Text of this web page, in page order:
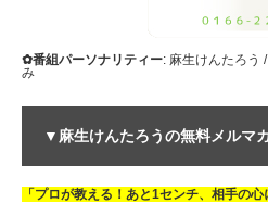
✿番組パーソナリティー: 麻生けんたろう
み
▼麻生けんたろうの無料メルマ
「プロが教える！あと1センチ、相手の心